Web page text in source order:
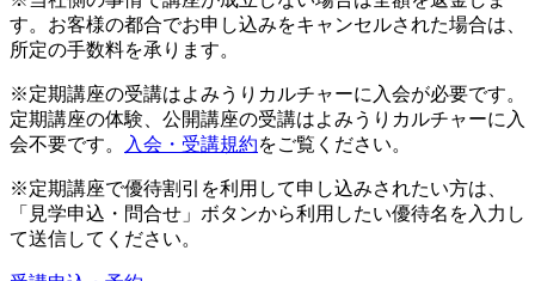
す。お客様の都合でお申し込みをキャンセルされた場合は、
所定の手数料を承ります。
※定期講座の受講はよみうりカルチャーに入会が必要です。
定期講座の体験、公開講座の受講はよみうりカルチャーに入
会不要です。
入会・受講規約をご覧ください。
※定期講座で優待割引を利用して申し込みされたい方は、
「見学申込・問合せ」ボタンから利用したい優待名を入力し
て送信してください。